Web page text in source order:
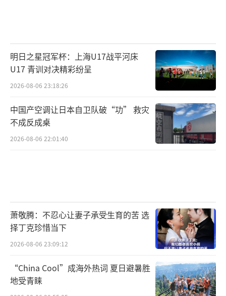
明日之星冠军杯：上海U17战平河床
U17 青训对决精彩纷呈
2026-08-06 23:18:26
中国产空调让日本自卫队破“功” 救灾
不成反成桌
2026-08-06 22:01:40
萧敬腾：不忍心让妻子承受生育的苦 选
择丁克珍惜当下
2026-08-06 23:09:12
“China Cool”成海外热词 夏日避暑胜
地受青睐